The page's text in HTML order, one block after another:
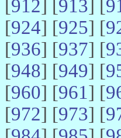
[912] [913] [
[924] [925] [
[936] [937] [
[948] [949] [
[960] [961] [
[972] [973] [